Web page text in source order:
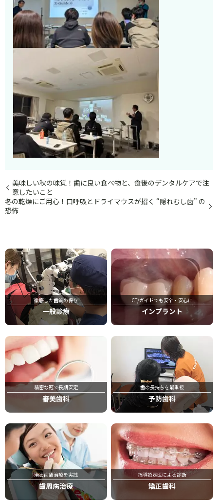
美味しい秋の味覚！歯に良い食べ物と、食後のデンタルケアで注
意したいこと
冬の乾燥にご用心！口呼吸とドライマウスが招く “隠れむし歯” の
恐怖
徹底した歯質の保存
一般診療
CT/ガイドでも安全・安心に
インプラント
精密な冠で長期安定
審美歯科
歯の長持ちを最重視
予防歯科
治る歯周治療を実践
歯周病治療
指導認定医による診断
矯正歯科